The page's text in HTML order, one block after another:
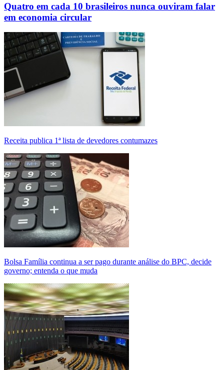
Quatro em cada 10 brasileiros nunca ouviram falar
em economia circular
Receita publica 1ª lista de devedores contumazes
Bolsa Família continua a ser pago durante análise do BPC, decide
governo; entenda o que muda